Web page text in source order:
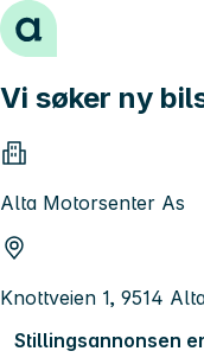
Hopp til innhold
Vi søker ny
Alta Motorsenter As
Knottveien 1, 9514
Stillingsannonsen